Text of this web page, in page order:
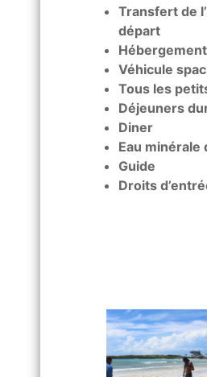
Transfert de
départ
Véhicule
Tous les
Déjeuners
Diner
Eau minérale
Guide
Droits